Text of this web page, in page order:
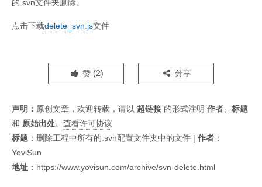
的.svn文件夹删除。
点击下载delete_svn.js文件
赞 (2) 分享
声明： 原创文章，欢迎转载，请以 超链接 的形式注明 作者
标题
和 原始出处。 查看许可协议
标题 ： 删除工程中所有的.svn配置文件夹中的文件 | 作者 ：
YoviSun
地址 ： https://www.yovisun.com/archive/svn-delete.html